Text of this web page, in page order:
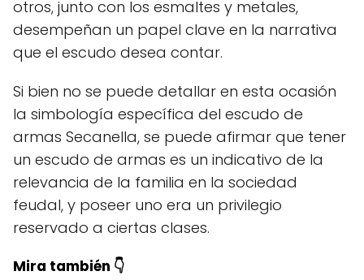
otros, junto con los esmaltes y metales,
desempeñan un papel clave en la narrativa
que el escudo desea contar.
Si bien no se puede detallar en esta ocasión
la simbología específica del escudo de
armas Secanella, se puede afirmar que tener
un escudo de armas es un indicativo de la
relevancia de la familia en la sociedad
feudal, y poseer uno era un privilegio
reservado a ciertas clases.
Mira también 👇